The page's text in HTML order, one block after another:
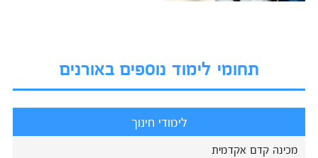
תחומי לימוד נוספים באורנים
לימודי חינוך
מכינה קדם אקדמית